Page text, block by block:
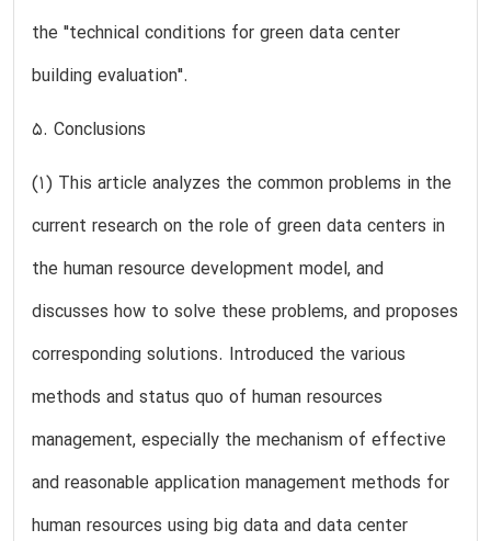
the "technical conditions for green data center
building evaluation".
5. Conclusions
(1) This article analyzes the common problems in the
current research on the role of green data centers in
the human resource development model, and
discusses how to solve these problems, and proposes
corresponding solutions. Introduced the various
methods and status quo of human resources
management, especially the mechanism of effective
and reasonable application management methods for
human resources using big data and data center